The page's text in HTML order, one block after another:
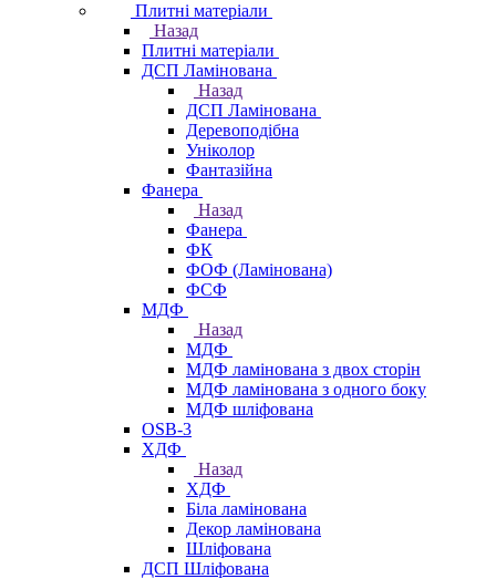
Плитні матеріали
Назад
Плитні матеріали
ДСП Ламінована
Назад
ДСП Ламінована
Деревоподібна
Уніколор
Фантазійна
Фанера
Назад
Фанера
ФК
ФОФ (Ламінована)
ФСФ
МДФ
Назад
МДФ
МДФ ламінована з двох сторін
МДФ ламінована з одного боку
МДФ шліфована
OSB-3
ХДФ
Назад
ХДФ
Біла ламінована
Декор ламінована
Шліфована
ДСП Шліфована